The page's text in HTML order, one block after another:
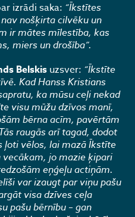
izrādi saka: “Īkstītes
nošķirta cilvēku un
ir mātes mīlestība, kas
miers un drošība”.
Belskis uzsver: “Īkstīte
Kad Hanss Kristians
ka mūsu ceļi nekad
visu mūžu dzīvos manī,
bērna acīm, pavērtām
raugās arī tagad, dodot
ļoti vēlos, lai mazā Īkstīte
jo mazie ķipari
eņģeļu actiņām.
var izaugt par viņu pašu
visa dzīves ceļa
pašu bērnību – gan